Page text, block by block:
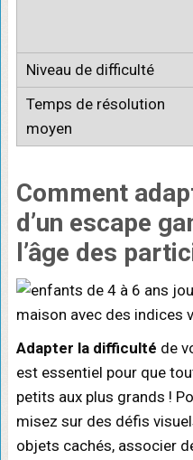
Comment
d’un escape
l’âge des
Adapter la difficulté de
est essentiel pour que
petits aux plus grands !
misez sur des défis
objets cachés, associer